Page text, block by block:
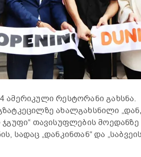
ამერიკული რესტორანი გახსნა.
ახალგახსნილი
ჯგუფი“ თავისუფლების
სადაც „დანკინთან“ და